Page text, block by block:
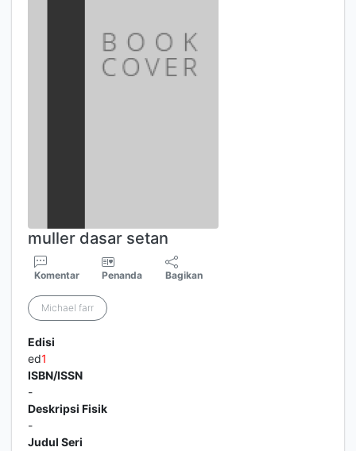
muller dasar setan
Komentar Penanda Bagikan
Michael farr
Edisi
ed1
ISBN/ISSN
-
Deskripsi Fisik
-
Judul Seri